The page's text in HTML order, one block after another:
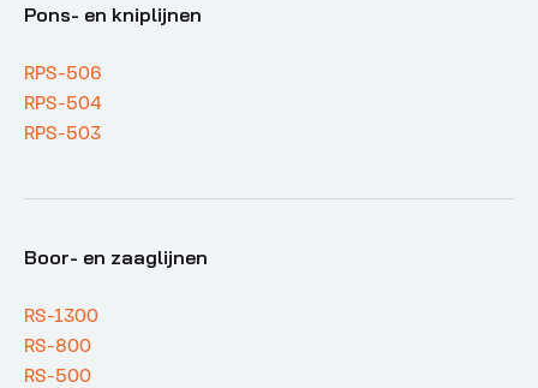
Pons- en kniplijnen
RPS-506
RPS-504
RPS-503
Boor- en zaaglijnen
RS-1300
RS-800
RS-500